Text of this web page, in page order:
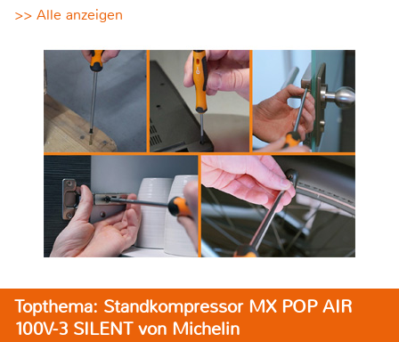
>> Alle anzeigen
Topthema: Standkompressor MX POP AIR
100V-3 SILENT von Michelin